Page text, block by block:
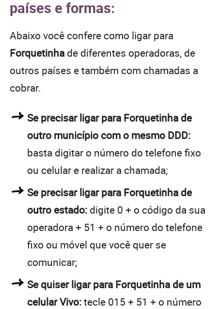
países e formas:
Abaixo você confere como ligar para
Forquetinha de diferentes operadoras, de
outros países e também com chamadas a
cobrar.
Se precisar ligar para Forquetinha de
outro município com o mesmo DDD:
basta digitar o número do telefone fixo
ou celular e realizar a chamada;
Se precisar ligar para Forquetinha de
outro estado: digite 0 + o código da sua
operadora + 51 + o número do telefone
fixo ou móvel que você quer se
comunicar;
Se quiser ligar para Forquetinha de um
celular Vivo:tecle 015 + 51 + o número